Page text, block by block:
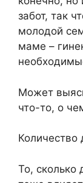
забот, так
молодой
маме –
Может
что-то, о
Количество
То, сколько